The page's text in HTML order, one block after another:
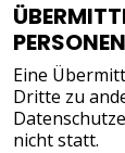
Eine
Dritte zu
nicht statt.